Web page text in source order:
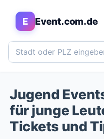
E Event.com.de
Jugend
für junge
Tickets und